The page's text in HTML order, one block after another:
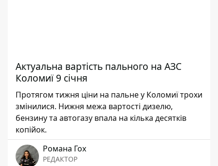
Актуальна вартість пального на АЗС
Коломиї 9 січня
Протягом тижня ціни на пальне у Коломиї трохи
змінилися. Нижня межа вартості дизелю,
бензину та автогазу впала на кілька десятків
копійок.
Романа Гох
РЕДАКТОР